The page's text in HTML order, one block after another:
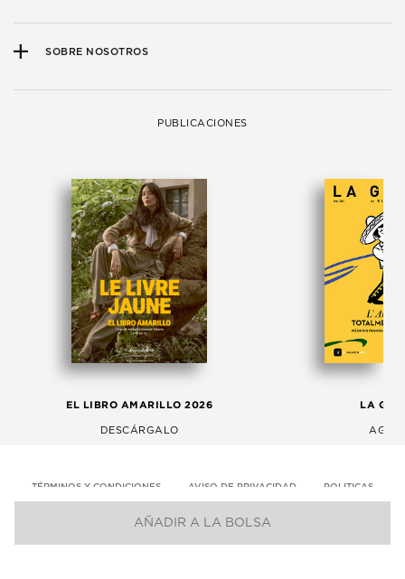
AÑADIR A LA BOLSA
SOBRE NOSOTROS
PUBLICACIONES
EL LIBRO AMARILLO 2026
DESCÁRGALO
LA
TÉRMINOS Y CONDICIONES AVISO DE PRIVACIDAD POLITICAS